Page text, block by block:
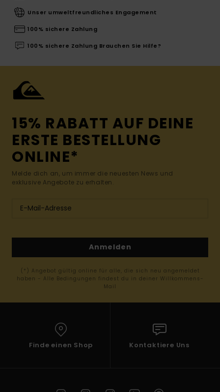
Unser umweltfreundliches Engagement
100% sichere Zahlung
100% sichere Zahlung Brauchen Sie Hilfe?
15% RABATT AUF DEINE
ERSTE BESTELLUNG
ONLINE*
Melde dich an, um immer die neuesten News und
exklusive Angebote zu erhalten.
Anmelden
(*) Angebot gültig online für alle, die sich neu angemeldet
haben - Alle Bedingungen findest du in deiner Willkommens-
Mail
Finde einen Shop Kontaktiere Uns